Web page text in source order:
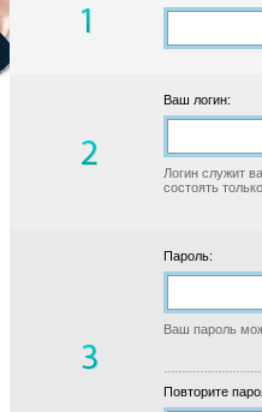
Ваш логин:
Логин служит
состоять
Пароль:
Ваш пароль
Повторите